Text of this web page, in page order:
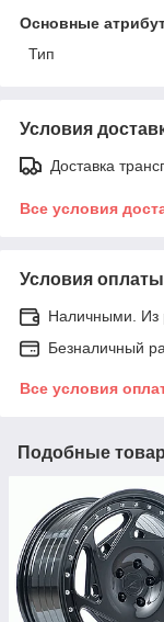
Основные
Тип
Условия
Доставка
Все условия
Условия оплаты
Наличными. Из
Безналичный
Все условия
Подобные